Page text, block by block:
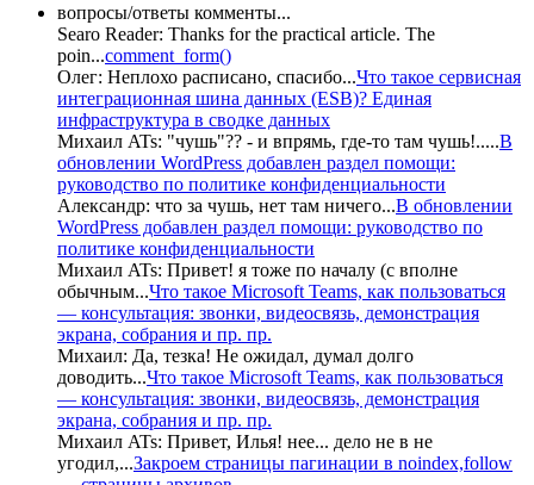
вопросы/ответы комменты...
Searo Reader: Thanks for the practical article. The
poin...comment_form()
Олег: Неплохо расписано, спасибо...Что такое сервисная
интеграционная шина данных (ESB)? Единая
инфраструктура в сводке данных
Михаил ATs: "чушь"?? - и впрямь, где-то там чушь!.....В
обновлении WordPress добавлен раздел помощи:
руководство по политике конфиденциальности
Александр: что за чушь, нет там ничего...В обновлении
WordPress добавлен раздел помощи: руководство по
политике конфиденциальности
Михаил ATs: Привет! я тоже по началу (с вполне
обычным...Что такое Microsoft Teams, как пользоваться
— консультация: звонки, видеосвязь, демонстрация
экрана, собрания и пр. пр.
Михаил: Да, тезка! Не ожидал, думал долго
доводить...Что такое Microsoft Teams, как пользоваться
— консультация: звонки, видеосвязь, демонстрация
экрана, собрания и пр. пр.
Михаил ATs: Привет, Илья! нее... дело не в не
угодил,...Закроем страницы пагинации в noindex,follow